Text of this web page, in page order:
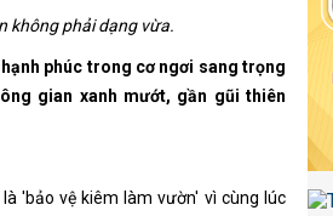
không phải dạng vừa.
phúc trong cơ ngơi sang trọng
gian xanh mướt, gần gũi thiên
'bảo vệ kiêm làm vườn' vì cùng lúc